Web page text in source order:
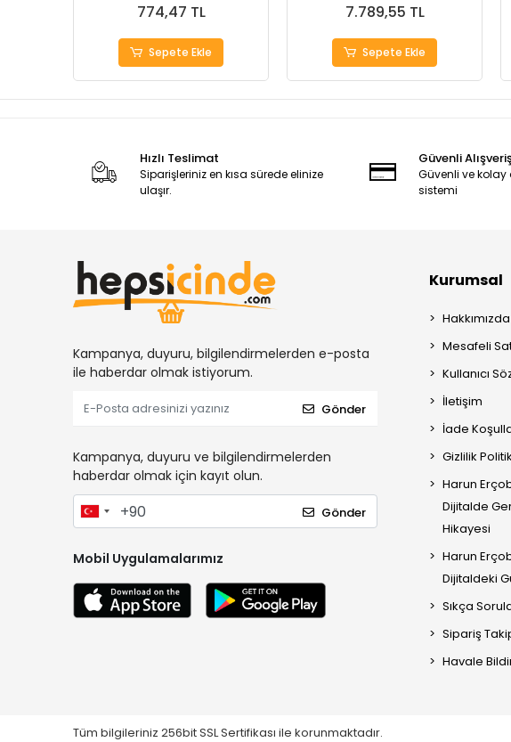
774,47 TL
Sepete Ekle
7.789,55 TL
Sepete Ekle
Hızlı Teslimat
Siparişleriniz en kısa sürede elinize
ulaşır.
Güvenli
Güvenli ve
sistemi
Kampanya, duyuru, bilgilendirmelerden e-posta
ile haberdar olmak istiyorum.
Gönder
Kampanya, duyuru ve bilgilendirmelerden
haberdar olmak için kayıt olun.
Gönder
Mobil Uygulamalarımız
Kurumsal
Hakkımızda
Mesafeli
Kullanıcı
İletişim
İade
Gizlilik
Harun
Dijitalde
Hikayesi
Harun
Dijitaldeki
Sıkça
Sipariş
Havale
Tüm bilgileriniz 256bit SSL Sertifikası ile korunmaktadır.